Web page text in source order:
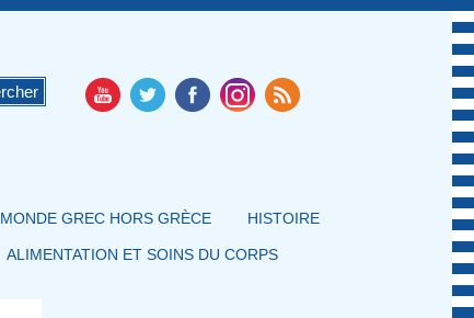
MONDE GREC HORS GRÈCE HISTOIRE
ALIMENTATION ET SOINS DU CORPS